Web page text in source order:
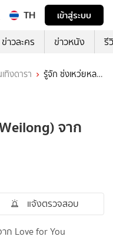
TH
เข้าสู่ระบบ
ข่าวละคร ข่าวหนัง รี
ทิงดารา
รู้จัก ซ่งเหว่ยหลง
จาก
แจ้งตรวจสอบ